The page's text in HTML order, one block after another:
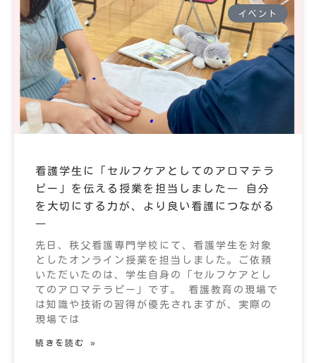
イベント
看護学生に「セルフケアとしてのアロマテラ
ピー」を伝える授業を担当しました― 自分
を大切にする力が、より良い看護につながる
―
先日、秩父看護専門学校にて、看護学生を対象
としたオンライン授業を担当しました。ご依頼
いただいたのは、学生自身の「セルフケアとし
てのアロマテラピー」です。 看護教育の現場で
は知識や技術の習得が優先されますが、実際の
現場では
続きを読む »